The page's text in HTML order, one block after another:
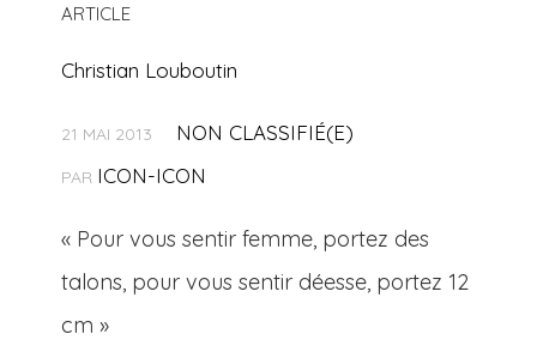
ARTICLE
Christian Louboutin
21 MAI 2013 NON CLASSIFIÉ(E)
PAR ICON-ICON
« Pour vous sentir femme, portez des
talons, pour vous sentir déesse, portez 12
cm »